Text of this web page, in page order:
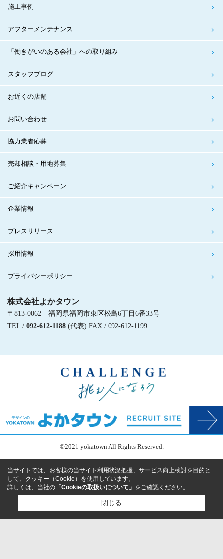
施工事例
アフターメンテナンス
「働きがいのある会社」への取り組み
スタッフブログ
お近くの店舗
お問い合わせ
協力業者応募
売却相談・用地募集
ご紹介キャンペーン
企業情報
プレスリリース
採用情報
プライバシーポリシー
株式会社よかタウン
〒813-0062 福岡県福岡市東区松島6丁目6番33号
TEL / 092-612-1188 (代表) FAX / 092-612-1199
©2021 yokatown All Rights Reserved.
当サイトでは、お客様の当サイト利用状況把握、サービス向上検討を目的と
して、クッキー（Cookie）を使用しています。
詳しくは、当社の 「Cookieの取扱いについて」 をご確認ください。
閉じる